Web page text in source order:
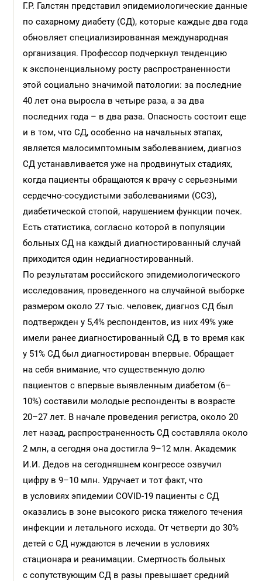
Г.Р. Галстян представил эпидемиологические данные
по сахарному диабету (СД), которые каждые два года
обновляет специализированная международная
организация. Профессор подчеркнул тенденцию
к экспоненциальному росту распространенности
этой социально значимой патологии: за последние
40 лет она выросла в четыре раза, а за два
последних года – в два раза. Опасность состоит еще
и в том, что СД, особенно на начальных этапах,
является малосимптомным заболеванием, диагноз
СД устанавливается уже на продвинутых стадиях,
когда пациенты обращаются к врачу с серьезными
сердечно-сосудистыми заболеваниями (ССЗ),
диабетической стопой, нарушением функции почек.
Есть статистика, согласно которой в популяции
больных СД на каждый диагностированный случай
приходится один недиагностированный.
По результатам российского эпидемиологического
исследования, проведенного на случайной выборке
размером около 27 тыс. человек, диагноз СД был
подтвержден у 5,4% респондентов, из них 49% уже
имели ранее диагностированный СД, в то время как
у 51% СД был диагностирован впервые. Обращает
на себя внимание, что существенную долю
пациентов с впервые выявленным диабетом (6–
10%) составили молодые респонденты в возрасте
20–27 лет. В начале проведения регистра, около 20
лет назад, распространенность СД составляла около
2 млн, а сегодня она достигла 9–12 млн. Академик
И.И. Дедов на сегодняшнем конгрессе озвучил
цифру в 9–10 млн. Удручает и тот факт, что
в условиях эпидемии COVID-19 пациенты с СД
оказались в зоне высокого риска тяжелого течения
инфекции и летального исхода. От четверти до 30%
детей с СД нуждаются в лечении в условиях
стационара и реанимации. Смертность больных
с сопутствующим СД в разы превышает средний